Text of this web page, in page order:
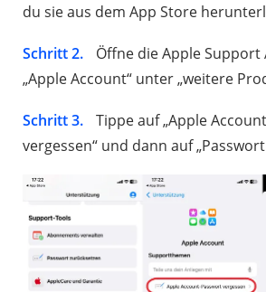
du sie aus dem App Store
Schritt 2.
Öffne die Apple Support
„Apple Account“ unter „weitere
Schritt 3.
Tippe auf „Apple
vergessen“ und dann auf